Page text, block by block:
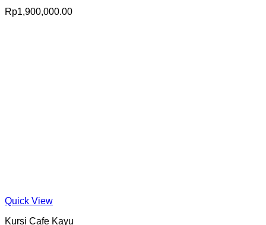
Rp1,900,000.00
Quick View
Kursi Cafe Kayu